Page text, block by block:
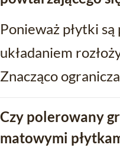
Ponieważ płytki
układaniem
Znacząco
Czy polerowany
matowymi